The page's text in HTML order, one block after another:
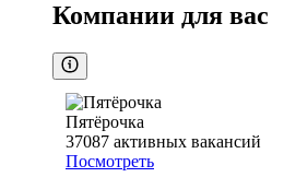
Компании для вас
Пятёрочка
37087 активных вакансий
Посмотреть